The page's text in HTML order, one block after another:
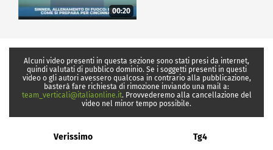
00:20
Alcuni video presenti in questa sezione sono stati presi da internet,
quindi valutati di pubblico dominio. Se i soggetti presenti in questi
video o gli autori avessero qualcosa in contrario alla pubblicazione,
basterà fare richiesta di rimozione inviando una mail a:
team_verticali@italiaonline.it. Provvederemo alla cancellazione del
video nel minor tempo possibile.
Verissimo Tg4